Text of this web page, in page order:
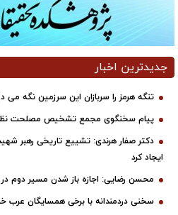
جدیدترین اخبار
تنگه هرمز را سربازان این سرزمین نگه می
پیام سخنگوی مجمع تشخیص مصلحت نظام
دکتر صفار هرندی: تشییع تاریخی رهبر
ایجاد کرد
محسن رضایی: اجازه باز شدن مسیر دوم در
سخنی دردمندانه با برخی همسایگان عرب